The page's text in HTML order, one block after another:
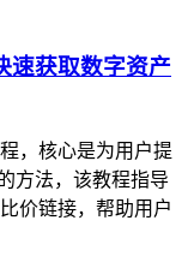
速获取数字资产
，核心是为用户提
方法，该教程指导
价链接，帮助用户